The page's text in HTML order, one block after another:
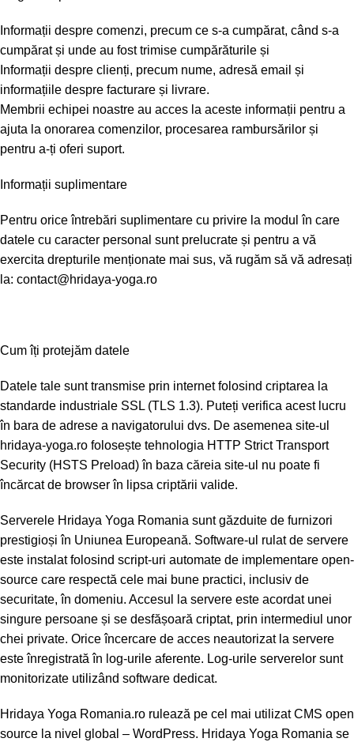
Informații despre comenzi, precum ce s-a cumpărat, când s-a
cumpărat și unde au fost trimise cumpărăturile și
Informații despre clienți, precum nume, adresă email și
informațiile despre facturare și livrare.
Membrii echipei noastre au acces la aceste informații pentru a
ajuta la onorarea comenzilor, procesarea rambursărilor și
pentru a-ți oferi suport.
Informații suplimentare
Pentru orice întrebări suplimentare cu privire la modul în care
datele cu caracter personal sunt prelucrate și pentru a vă
exercita drepturile menționate mai sus, vă rugăm să vă adresați
la: contact@hridaya-yoga.ro
Cum îți protejăm datele
Datele tale sunt transmise prin internet folosind criptarea la
standarde industriale SSL (TLS 1.3). Puteți verifica acest lucru
în bara de adrese a navigatorului dvs. De asemenea site-ul
hridaya-yoga.ro folosește tehnologia HTTP Strict Transport
Security (HSTS Preload) în baza căreia site-ul nu poate fi
încărcat de browser în lipsa criptării valide.
Serverele Hridaya Yoga Romania sunt găzduite de furnizori
prestigioși în Uniunea Europeană. Software-ul rulat de servere
este instalat folosind script-uri automate de implementare open-
source care respectă cele mai bune practici, inclusiv de
securitate, în domeniu. Accesul la servere este acordat unei
singure persoane și se desfășoară criptat, prin intermediul unor
chei private. Orice încercare de acces neautorizat la servere
este înregistrată în log-urile aferente. Log-urile serverelor sunt
monitorizate utilizând software dedicat.
Hridaya Yoga Romania.ro rulează pe cel mai utilizat CMS open
source la nivel global – WordPress. Hridaya Yoga Romania se